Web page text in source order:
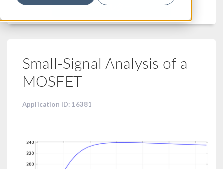
フィルター
Small-Signal Analysis of a
MOSFET
Application ID: 16381